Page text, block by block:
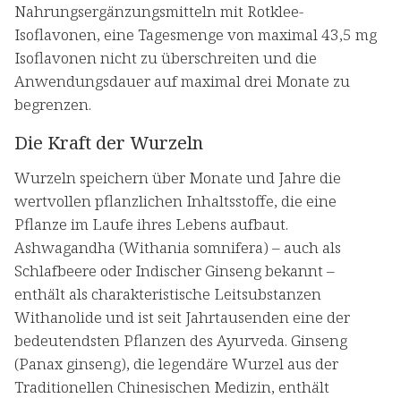
Nahrungsergänzungsmitteln mit Rotklee-
Isoflavonen, eine Tagesmenge von maximal 43,5 mg
Isoflavonen nicht zu überschreiten und die
Anwendungsdauer auf maximal drei Monate zu
begrenzen.
Die Kraft der Wurzeln
Wurzeln speichern über Monate und Jahre die
wertvollen pflanzlichen Inhaltsstoffe, die eine
Pflanze im Laufe ihres Lebens aufbaut.
Ashwagandha (Withania somnifera) – auch als
Schlafbeere oder Indischer Ginseng bekannt –
enthält als charakteristische Leitsubstanzen
Withanolide und ist seit Jahrtausenden eine der
bedeutendsten Pflanzen des Ayurveda. Ginseng
(Panax ginseng), die legendäre Wurzel aus der
Traditionellen Chinesischen Medizin, enthält